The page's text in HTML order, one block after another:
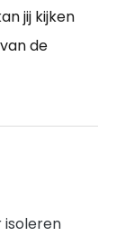
jij kijken
de